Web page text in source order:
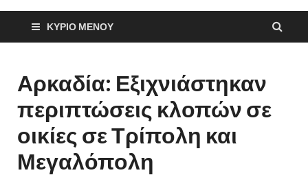
ΚΎΡΙΟ ΜΕΝΟΎ
Αρκαδία: Εξιχνιάστηκαν
περιπτώσεις κλοπών σε
οικίες σε Τρίπολη και
Μεγαλόπολη